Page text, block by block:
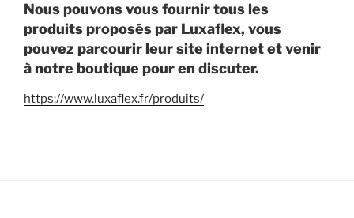
Nous pouvons vous fournir tous les
produits proposés par Luxaflex, vous
pouvez parcourir leur site internet et venir
à notre boutique pour en discuter.
https://www.luxaflex.fr/produits/